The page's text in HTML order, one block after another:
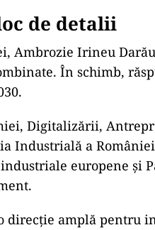
de detalii
Ambrozie Irineu
În schimb,
Digitalizării,
Industrială a
europene și
direcție amplă pentru